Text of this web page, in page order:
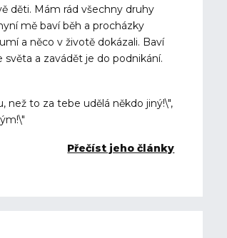
děti. Mám rád všechny druhy
mě baví běh a procházky
a něco v životě dokázali. Baví
a zavádět je do podnikání.
než to za tebe udělá někdo jiný!\",
Přečíst jeho články